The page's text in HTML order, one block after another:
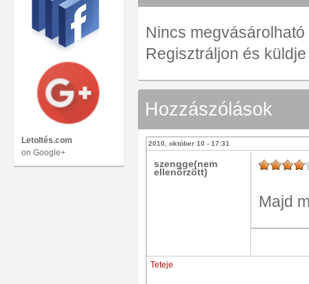
Letoltés.com
on Google+
Nincs
Regisztráljon és
Hozzászólások
2010, október 10 - 17:31
szengge(nem
ellenőrzött)
Majd
Teteje